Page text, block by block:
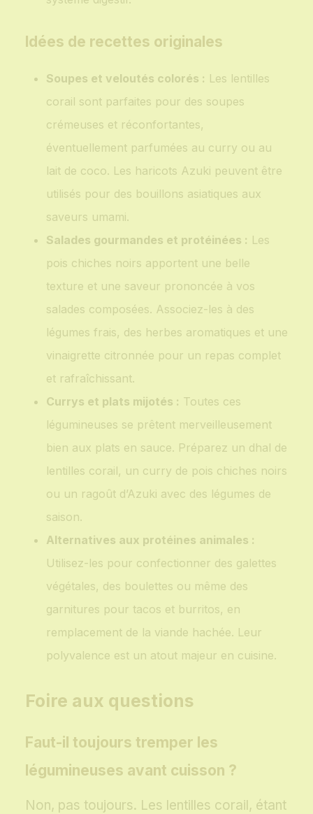
Idées de recettes originales
Soupes et veloutés colorés : Les lentilles
corail sont parfaites pour des soupes
crémeuses et réconfortantes,
éventuellement parfumées au curry ou au
lait de coco. Les haricots Azuki peuvent être
utilisés pour des bouillons asiatiques aux
saveurs umami.
Salades gourmandes et protéinées : Les
pois chiches noirs apportent une belle
texture et une saveur prononcée à vos
salades composées. Associez-les à des
légumes frais, des herbes aromatiques et une
vinaigrette citronnée pour un repas complet
et rafraîchissant.
Currys et plats mijotés : Toutes ces
légumineuses se prêtent merveilleusement
bien aux plats en sauce. Préparez un dhal de
lentilles corail, un curry de pois chiches noirs
ou un ragoût d’Azuki avec des légumes de
saison.
Alternatives aux protéines animales :
Utilisez-les pour confectionner des galettes
végétales, des boulettes ou même des
garnitures pour tacos et burritos, en
remplacement de la viande hachée. Leur
polyvalence est un atout majeur en cuisine.
Foire aux questions
Faut-il toujours tremper les
légumineuses avant cuisson ?
Non, pas toujours. Les lentilles corail, étant